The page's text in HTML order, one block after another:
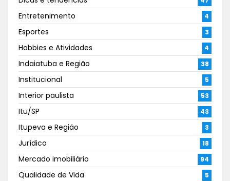
Entretenimento 4
Esportes 3
Hobbies e Atividades 4
Indaiatuba e Região 38
Institucional 5
Interior paulista 53
Itu/SP 43
Itupeva e Região 3
Jurídico 18
Mercado imobiliário 94
Qualidade de Vida 5